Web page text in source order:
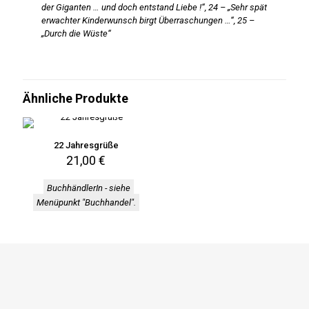
der Giganten … und doch entstand Liebe !“, 24 – „Sehr spät
erwachter Kinderwunsch birgt Überraschungen …“, 25 –
„Durch die Wüste“
Ähnliche Produkte
22 Jahresgrüße
21,00€
BuchhändlerIn - siehe
Menüpunkt "Buchhandel".